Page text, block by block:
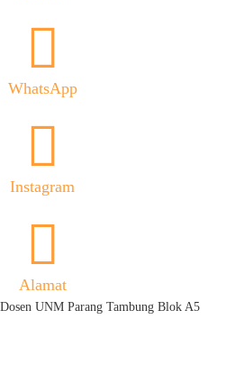
WhatsApp
Instagram
Alamat
UNM Parang Tambung Blok A5